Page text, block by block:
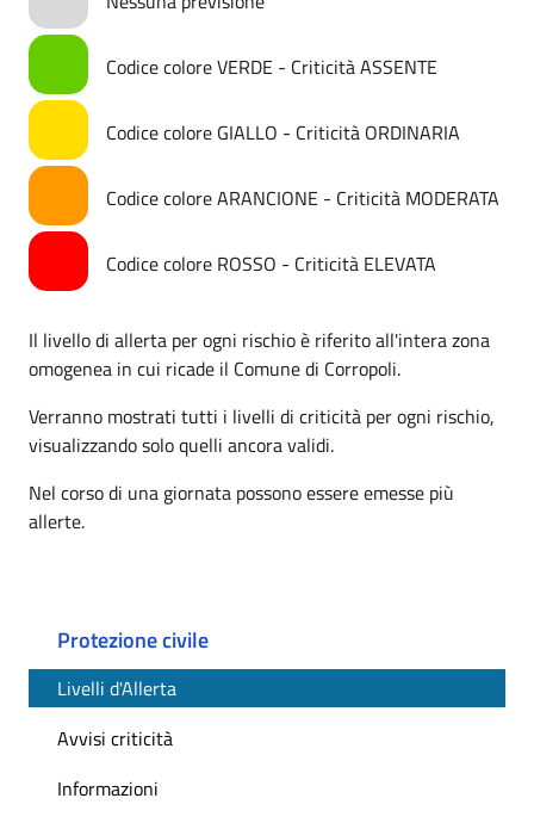
Codice colore VERDE - Criticità ASSENTE
Codice colore GIALLO - Criticità ORDINARIA
Codice colore ARANCIONE - Criticità MODERATA
Codice colore ROSSO - Criticità ELEVATA
Il livello di allerta per ogni rischio è riferito all'intera zona
omogenea in cui ricade il Comune di Corropoli.
Verranno mostrati tutti i livelli di criticità per ogni rischio,
visualizzando solo quelli ancora validi.
Nel corso di una giornata possono essere emesse più
allerte.
Protezione civile
Livelli d'Allerta
Avvisi criticità
Informazioni